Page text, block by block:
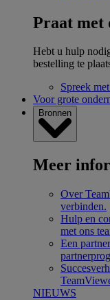
Praat met
Hebt u hulp
bestelling te
Spreek
Voor grote
Bronnen
Meer
Over
verbinden.
Hulp en
met ons
Een
NIEUWS